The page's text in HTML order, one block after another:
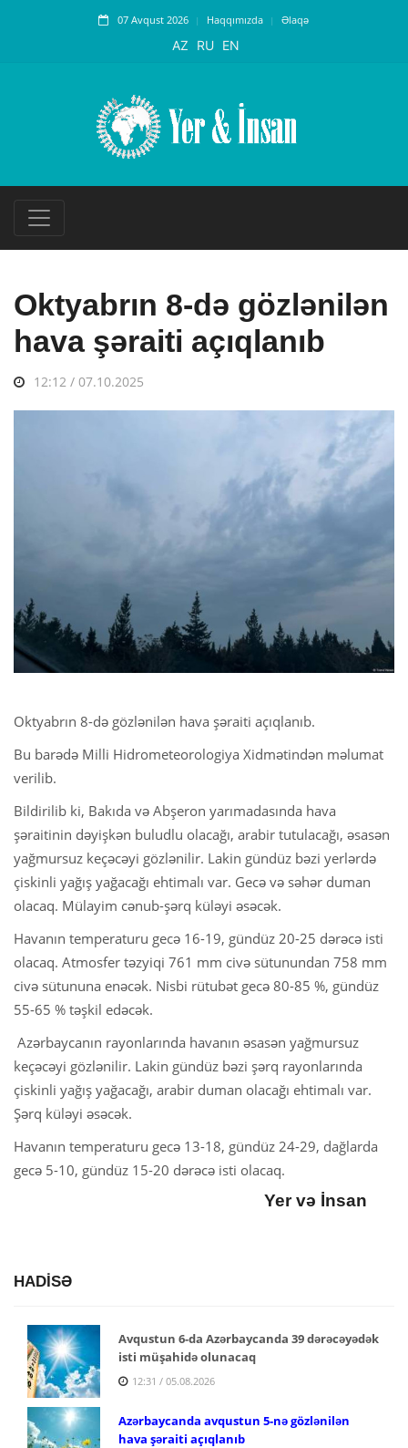
07 Avqust 2026 Haqqımızda Əlaqə
AZ RU EN
Oktyabrın 8-də gözlənilən
hava şəraiti açıqlanıb
12:12 / 07.10.2025
Oktyabrın 8-də gözlənilən hava şəraiti açıqlanıb.
Bu barədə Milli Hidrometeorologiya Xidmətindən məlumat
verilib.
Bildirilib ki, Bakıda və Abşeron yarımadasında hava
şəraitinin dəyişkən buludlu olacağı, arabir tutulacağı, əsasən
yağmursuz keçəcəyi gözlənilir. Lakin gündüz bəzi yerlərdə
çiskinli yağış yağacağı ehtimalı var. Gecə və səhər duman
olacaq. Mülayim cənub-şərq küləyi əsəcək.
Havanın temperaturu gecə 16-19, gündüz 20-25 dərəcə isti
olacaq. Atmosfer təzyiqi 761 mm civə sütunundan 758 mm
civə sütununa enəcək. Nisbi rütubət gecə 80-85 %, gündüz
55-65 % təşkil edəcək.
Azərbaycanın rayonlarında havanın əsasən yağmursuz
keçəcəyi gözlənilir. Lakin gündüz bəzi şərq rayonlarında
çiskinli yağış yağacağı, arabir duman olacağı ehtimalı var.
Şərq küləyi əsəcək.
Havanın temperaturu gecə 13-18, gündüz 24-29, dağlarda
gecə 5-10, gündüz 15-20 dərəcə isti olacaq.
Yer və İnsan
HADİSƏ
Avqustun 6-da Azərbaycanda 39 dərəcəyədək
isti müşahidə olunacaq
12:31 / 05.08.2026
Azərbaycanda avqustun 5-nə gözlənilən
hava şəraiti açıqlanıb